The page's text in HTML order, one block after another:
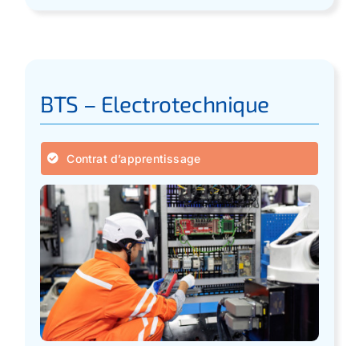
BTS – Electrotechnique
Contrat d’apprentissage